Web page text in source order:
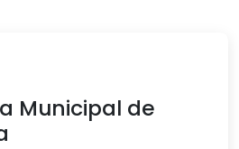
Municipal de